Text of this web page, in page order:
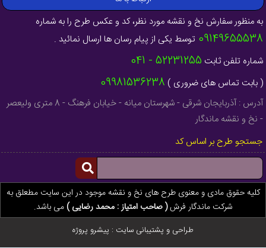
به منظور سفارش نخ و نقشه مورد نظر، کد و عکس طرح را به شماره
09149655538 توسط یکی از پیام رسان ها ارسال نمائید .
شماره تلفن ثابت 52231255 - 041
( بابت تماس های ضروری ) 09981536238
آدرس : آذربایجان شرقی - شهرستان میانه - خیابان فرهنگ - 8 متری ولیعصر
- نخ و نقشه ماندگار
جستجو طرح بر اساس کد
کلیه حقوق مادی و معنوی طرح های نخ و نقشه موجود در این سایت مطعلق به
شرکت ماندگار فرش( صاحب امتیاز : محمد رضایی )می باشد.
طراحی و پشتیبانی سایت : پیشرو پروژه